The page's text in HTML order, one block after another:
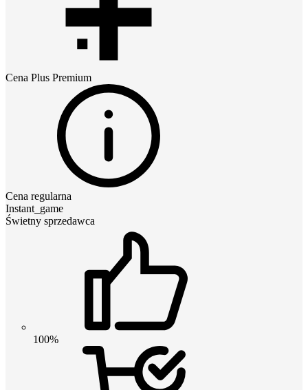
Cena Plus Premium
Cena regularna
Instant_game
Świetny sprzedawca
100%